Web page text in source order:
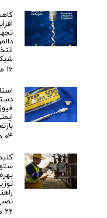
۱۶ مهر ۰۴
۰۴ مهر ۰۴
۲۲ مرداد ۰۴